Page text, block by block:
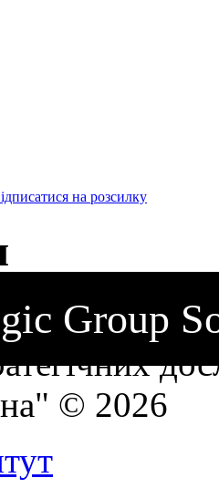
на розсилку
Group
© 2026